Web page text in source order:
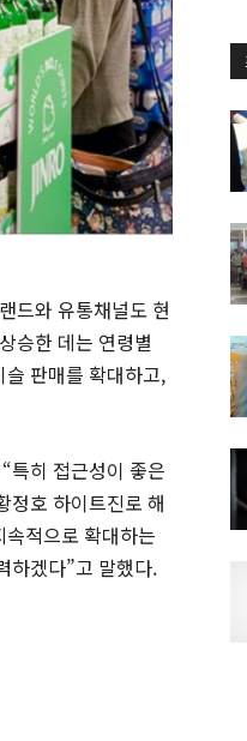
드와 유통채널도 현
승한 데는 연령별
판매를 확대하고,
특히 접근성이 좋은
정호 하이트진로 해
적으로 확대하는
하겠다”고 말했다.